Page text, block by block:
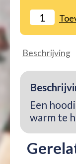
Mercurius
Hoodie
Large
Beschrijving
Een
warm te